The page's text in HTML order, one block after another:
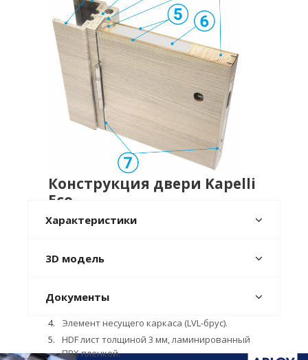
Конструкция двери Kapelli
Eco
(древесно-полимерный композит на основе
Уплотнитель
Элемент несущего каркаса (LVL-брус).
HDF лист толщиной 3 мм, ламинированный
ПВХ пленкой.
Характеристики
3D модель
Документы